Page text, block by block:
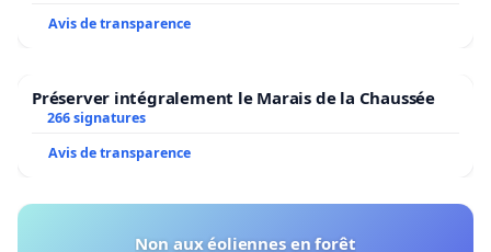
Avis de transparence
Préserver intégralement le Marais de la Chaussée
266 signatures
Avis de transparence
Non aux éoliennes en forêt